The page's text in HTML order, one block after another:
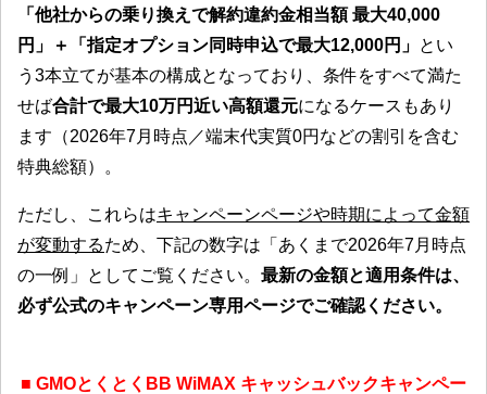
「他社からの乗り換えで解約違約金相当額 最大40,000
円」＋「指定オプション同時申込で最大12,000円」 とい
う3本立てが基本の構成となっており、条件をすべて満た
せば合計で最大10万円近い高額還元になるケースもあり
ます（2026年7月時点／端末代実質0円などの割引を含む
特典総額）。
ただし、これらはキャンペーンページや時期によって金額
が変動するため、下記の数字は「あくまで2026年7月時点
の一例」としてご覧ください。 最新の金額と適用条件は、
必ず公式のキャンペーン専用ページでご確認ください。
■ GMOとくとくBB WiMAX キャッシュバックキャンペー